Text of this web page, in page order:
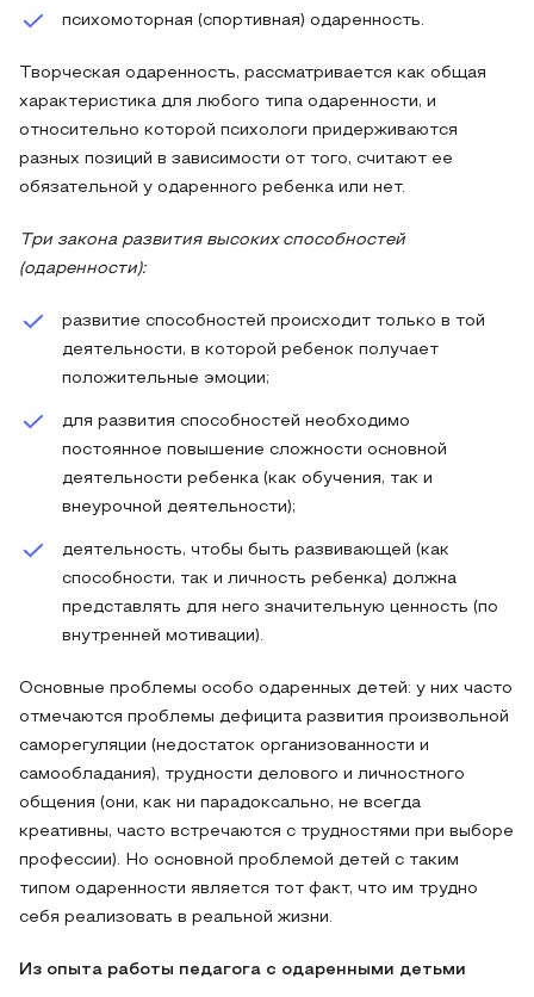
психомоторная (спортивная) одаренность.
Творческая одаренность, рассматривается как общая
характеристика для любого типа одаренности, и
относительно которой психологи придерживаются
разных позиций в зависимости от того, считают ее
обязательной у одаренного ребенка или нет.
Три закона развития высоких способностей
(одаренности):
развитие способностей происходит только в той
деятельности, в которой ребенок получает
положительные эмоции;
для развития способностей необходимо
постоянное повышение сложности основной
деятельности ребенка (как обучения, так и
внеурочной деятельности);
деятельность, чтобы быть развивающей (как
способности, так и личность ребенка) должна
представлять для него значительную ценность (по
внутренней мотивации).
Основные проблемы особо одаренных детей: у них часто
отмечаются проблемы дефицита развития произвольной
саморегуляции (недостаток организованности и
самообладания), трудности делового и личностного
общения (они, как ни парадоксально, не всегда
креативны, часто встречаются с трудностями при выборе
профессии). Но основной проблемой детей с таким
типом одаренности является тот факт, что им трудно
себя реализовать в реальной жизни.
Из опыта работы педагога с одаренными детьми